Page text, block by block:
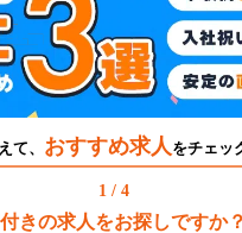
て、 おすすめ求人 をチェッ
1 / 4
きの求人をお探しですか？